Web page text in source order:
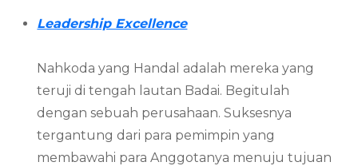
Leadership Excellence
Nahkoda yang Handal adalah mereka yang
teruji di tengah lautan Badai. Begitulah
dengan sebuah perusahaan. Suksesnya
tergantung dari para pemimpin yang
membawahi para Anggotanya menuju tujuan